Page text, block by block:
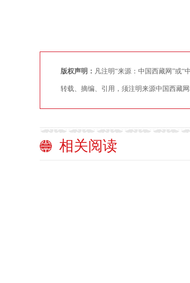
版权声明： 凡注明“来源：中国西藏网”或
转载、摘编、引用，须注明来源中国西藏
相关阅读